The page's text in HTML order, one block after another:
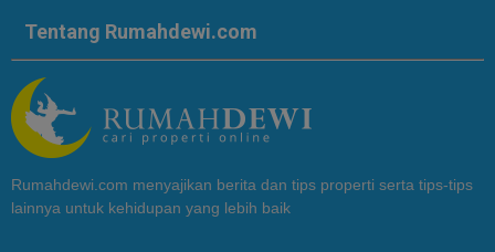
Tentang Rumahdewi.com
Rumahdewi.com menyajikan berita dan tips properti serta tips-tips
lainnya untuk kehidupan yang lebih baik